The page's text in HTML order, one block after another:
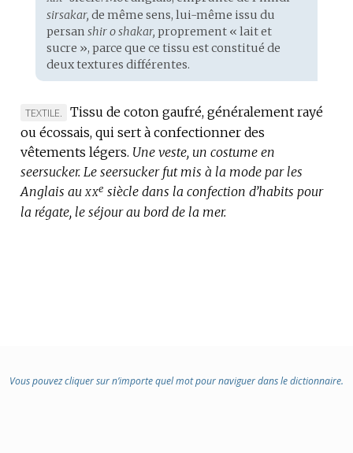
:sirsakar, de même sens, lui-même issu du
persan shir o shakar, proprement « lait et
sucre », parce que ce tissu est constitué de
deux textures différentes.
MARQUE
DE
DOMAINE
:
TEXTILE.
Tissu de coton gaufré, généralement rayé
ou écossais, qui sert à confectionner des
vêtements légers. Une veste, un costume en
seersucker. Le seersucker fut mis à la mode par les
Anglais au xxe siècle dans la confection d’habits pour
la régate, le séjour au bord de la mer.
Vous pouvez cliquer sur n’importe quel mot pour naviguer dans le dictionnaire.